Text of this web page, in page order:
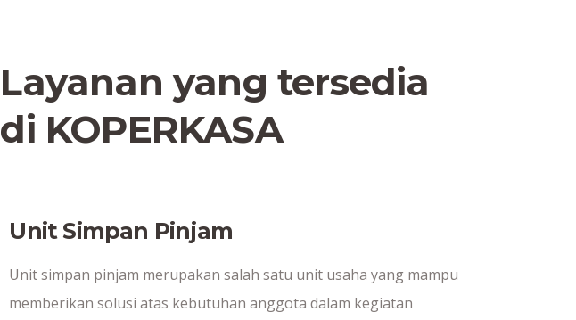
Layanan yang tersedia
di KOPERKASA
Unit Simpan Pinjam
Unit simpan pinjam merupakan salah satu unit usaha yang mampu
memberikan solusi atas kebutuhan anggota dalam kegiatan